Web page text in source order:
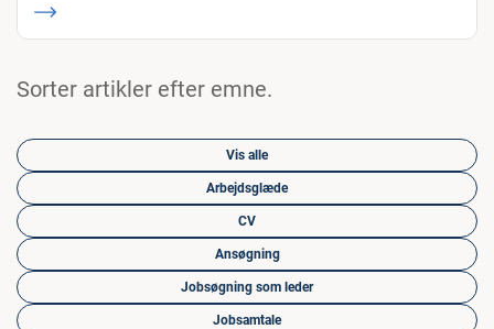
Sorter artikler efter emne.
Vis alle
Arbejdsglæde
CV
Ansøgning
Jobsøgning som leder
Jobsamtale